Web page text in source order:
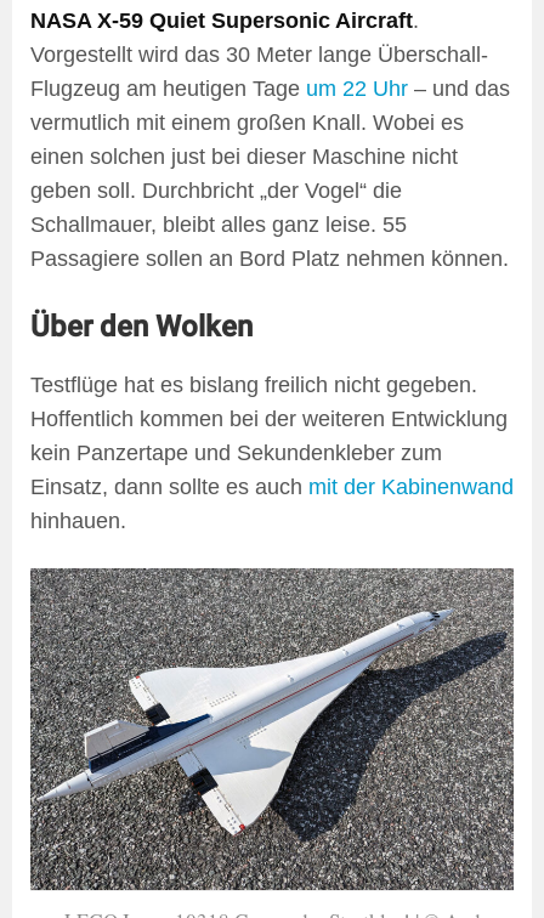
NASA X-59 Quiet Supersonic Aircraft.
Vorgestellt wird das 30 Meter lange Überschall-
Flugzeug am heutigen Tage um 22 Uhr – und das
vermutlich mit einem großen Knall. Wobei es
einen solchen just bei dieser Maschine nicht
geben soll. Durchbricht „der Vogel“ die
Schallmauer, bleibt alles ganz leise. 55
Passagiere sollen an Bord Platz nehmen können.
Über den Wolken
Testflüge hat es bislang freilich nicht gegeben.
Hoffentlich kommen bei der weiteren Entwicklung
kein Panzertape und Sekundenkleber zum
Einsatz, dann sollte es auch mit der Kabinenwand
hinhauen.